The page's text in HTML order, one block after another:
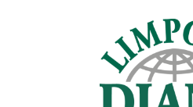
Rehbockjagd
Rehbockjagd